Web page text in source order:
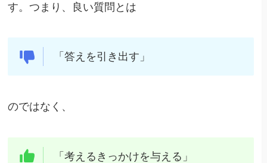
す。つまり、良い質問とは
「答えを引き出す」
のではなく、
「考えるきっかけを与える」